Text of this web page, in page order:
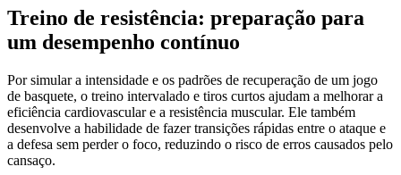
Treino de resistência: preparação para
um desempenho contínuo
Por simular a intensidade e os padrões de recuperação de um jogo
de basquete, o treino intervalado e tiros curtos ajudam a melhorar a
eficiência cardiovascular e a resistência muscular. Ele também
desenvolve a habilidade de fazer transições rápidas entre o ataque e
a defesa sem perder o foco, reduzindo o risco de erros causados pelo
cansaço.